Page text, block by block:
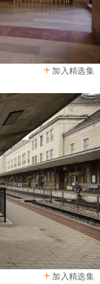
加入精选集
加入精选集